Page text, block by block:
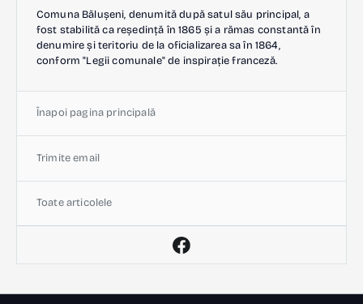
Comuna Bălușeni, denumită după satul său principal, a
fost stabilită ca reședință în 1865 și a rămas constantă în
denumire și teritoriu de la oficializarea sa în 1864,
conform "Legii comunale" de inspirație franceză.
Înapoi pagina principală
Trimite email
Toate articolele